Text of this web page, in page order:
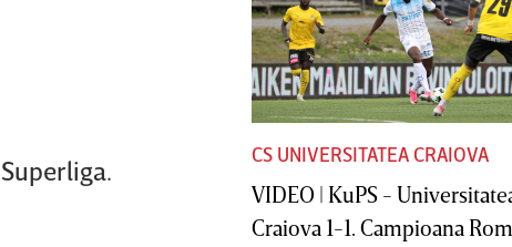
CS UNIVERSITATEA CRAIOVA
VIDEO | KuPS -
Craiova 1-1. Campioana